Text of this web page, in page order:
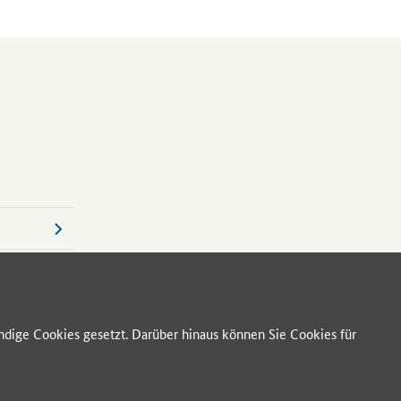
ist.
Cookies gesetzt. Darüber hinaus können Sie Cookies für